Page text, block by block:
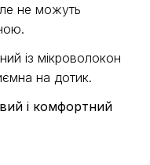
не можуть
із мікроволокон
на дотик.
і комфортний